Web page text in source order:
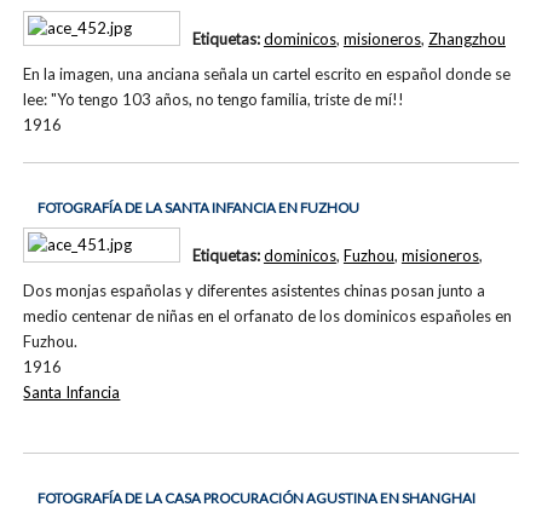
En la imagen, una anciana señala un cartel escrito en español donde se
lee: "Yo tengo 103 años, no tengo familia, triste de mí!!
1916
Etiquetas:dominicos, misioneros, Zhangzhou
FOTOGRAFÍA DE LA SANTA INFANCIA EN FUZHOU
Dos monjas españolas y diferentes asistentes chinas posan junto a
medio centenar de niñas en el orfanato de los dominicos españoles en
Fuzhou.
1916
Etiquetas:dominicos, Fuzhou, misioneros,
Santa Infancia
FOTOGRAFÍA DE LA CASA PROCURACIÓN AGUSTINA EN SHANGHAI